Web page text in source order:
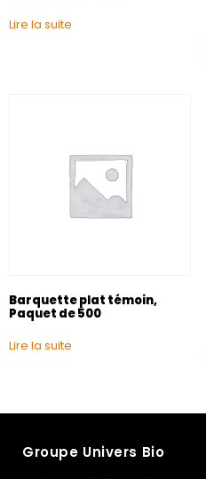
Lire la suite
Barquette plat témoin,
Paquet de 500
Lire la suite
Groupe Univers Bio